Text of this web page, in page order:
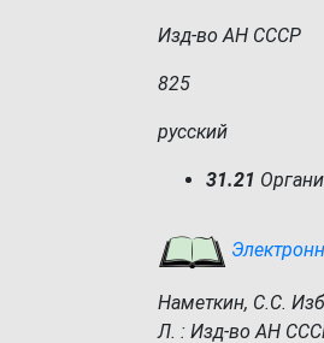
Изд-во АН СССР
825
русский
31.21
Наметкин, С.С.
Л. : Изд-во АН